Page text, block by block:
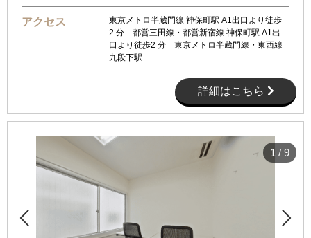
アクセス
東京メトロ半蔵門線 神保町駅 A1出口より徒歩
2 分 都営三田線・都営新宿線 神保町駅 A1出
口より徒歩2 分 東京メトロ半蔵門線・東西線
九段下駅…
詳細はこちら
 
1 / 9